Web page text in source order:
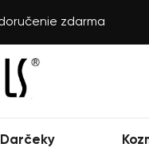
zdarma
Darčeky